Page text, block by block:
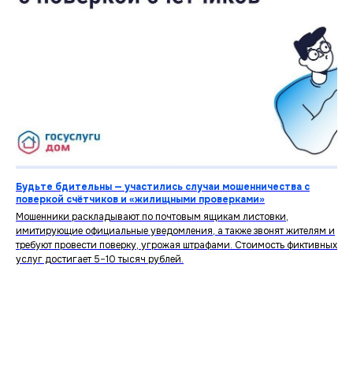
Будьте бдительны — участились случаи мошенничества с
поверкой счётчиков и «жилищными проверками»
Мошенники раскладывают по почтовым ящикам листовки,
имитирующие официальные уведомления, а также звонят жителям и
требуют провести поверку, угрожая штрафами. Стоимость фиктивных
услуг достигает 5–10 тысяч рублей.